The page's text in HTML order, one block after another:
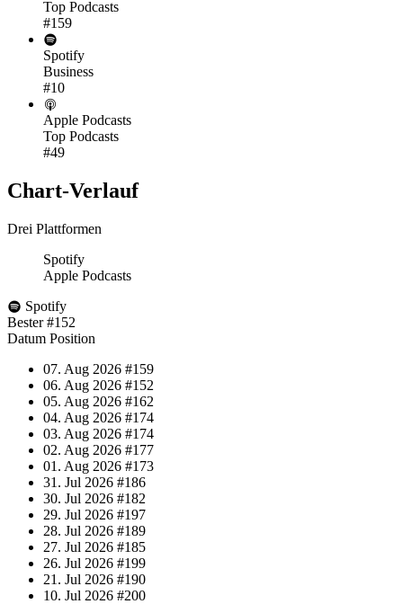
Top Podcasts
#159
Spotify
Business
#10
Apple Podcasts
Top Podcasts
#49
Chart-Verlauf
Drei Plattformen
Spotify
Apple Podcasts
Spotify
Bester #152
Datum Position
07. Aug 2026 #159
06. Aug 2026 #152
05. Aug 2026 #162
04. Aug 2026 #174
03. Aug 2026 #174
02. Aug 2026 #177
01. Aug 2026 #173
31. Jul 2026 #186
30. Jul 2026 #182
29. Jul 2026 #197
28. Jul 2026 #189
27. Jul 2026 #185
26. Jul 2026 #199
21. Jul 2026 #190
10. Jul 2026 #200